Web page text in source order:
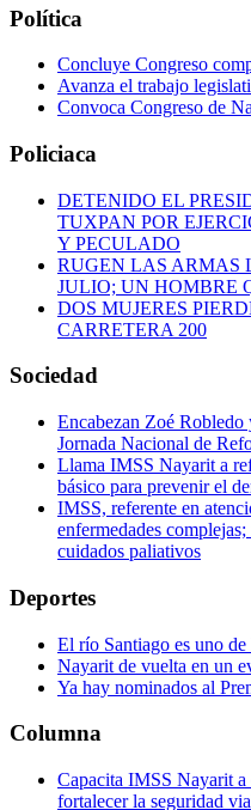
Política
Concluye Congreso
Avanza el trabajo
Convoca Congreso de
Policiaca
DETENIDO EL
TUXPAN POR
Y PECULADO
RUGEN LAS ARMAS
JULIO; UN HOMBRE
DOS MUJERES
CARRETERA 200
Sociedad
Encabezan Zoé
Jornada Nacional de
Llama IMSS Nayarit a
básico para prevenir el
IMSS, referente en
enfermedades
cuidados paliativos
Deportes
El río Santiago es uno
Nayarit de vuelta en un
Ya hay nominados al
Columna
Capacita IMSS Nayarit a
fortalecer la seguridad